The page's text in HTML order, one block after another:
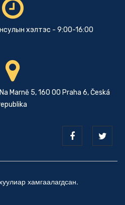
хэлтэс - 9:00-16:00
Marně 5, 160 00 Praha 6, Česká
хамгаалагдсан.